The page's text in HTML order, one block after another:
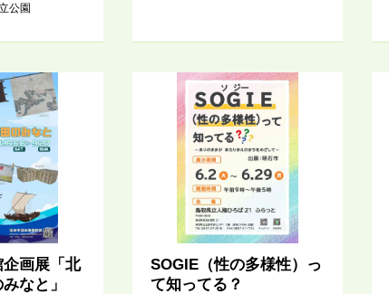
公園
画展「北
なと」
SOGIE（性の多様性）っ
て知ってる？